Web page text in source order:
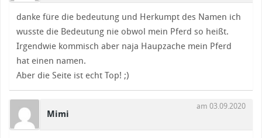
danke füre die bedeutung und Herkumpt des Namen ich
wusste die Bedeutung nie obwol mein Pferd so heißt.
Irgendwie kommisch aber naja Haupzache mein Pferd
hat einen namen.
Aber die Seite ist echt Top! ;)
Mimi
am 03.09.2020